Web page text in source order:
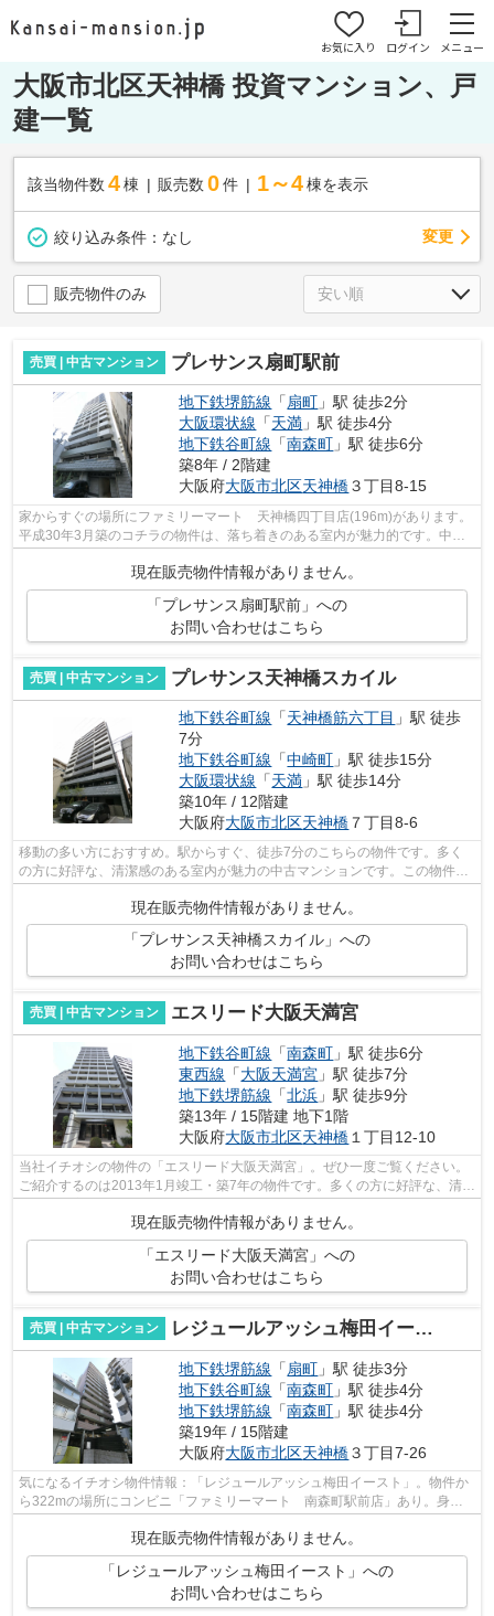
お気に入り ログイン メニュー
大阪市北区天神橋 投資マンション、戸
建一覧
該当物件数 4棟 販売数 0 件 1～4 棟を表示
絞り込み条件： なし 変更
販売物件のみ
売買 | 中古マンション プレサンス扇町駅前
地下鉄堺筋線 「扇町 」駅 徒歩2分
大阪環状線 「天満 」駅 徒歩4分
地下鉄谷町線 「南森町 」駅 徒歩6分
築8年 / 2階建
大阪府大阪市北区天神橋３丁目8-15
家からすぐの場所にファミリーマート 天神橋四丁目店(196m)があります。
平成30年3月築のコチラの物件は、落ち着きのある室内が魅力的です。中古
現在販売物件情報がありません。
「プレサンス扇町駅前」への
お問い合わせはこちら
売買 | 中古マンション プレサンス天神橋スカイル
地下鉄谷町線 「天神橋筋六丁目 」駅 徒歩
7分
地下鉄谷町線 「中崎町 」駅 徒歩15分
大阪環状線 「天満 」駅 徒歩14分
築10年 / 12階建
大阪府大阪市北区天神橋 ７丁目8-6
移動の多い方におすすめ。駅からすぐ、徒歩7分のこちらの物件です。多く
の方に好評な、清潔感のある室内が魅力の中古マンションです。この物件は
12階建てとなっており、見晴らしもいい...
現在販売物件情報がありません。
「プレサンス天神橋スカイル」への
お問い合わせはこちら
売買 | 中古マンション エスリード大阪天満宮
地下鉄谷町線 「南森町 」駅 徒歩6分
東西線 「大阪天満宮 」駅 徒歩7分
地下鉄堺筋線 「北浜 」駅 徒歩9分
築13年 / 15階建 地下1階
大阪府大阪市北区天神橋 １丁目12-10
当社イチオシの物件の「エスリード大阪天満宮」。ぜひ一度ご覧ください。
ご紹介するのは2013年1月竣工・築7年の物件です。多くの方に好評な、清潔
現在販売物件情報がありません。
「エスリード大阪天満宮」への
お問い合わせはこちら
売買 | 中古マンション レジュールアッシュ梅田イースト
地下鉄堺筋線 「 扇町 」駅 徒歩3分
地下鉄谷町線 「南森町 」駅 徒歩4分
地下鉄堺筋線 「南森町 」駅 徒歩4分
築19年 / 15階建
大阪府大阪市北区天神橋３丁目7-26
気になるイチオシ物件情報：「レジュールアッシュ梅田イースト」。物件か
ら322mの場所にコンビニ「ファミリーマート 南森町駅前店」あり。身近
現在販売物件情報がありません。
「レジュールアッシュ梅田イースト」への
お問い合わせはこちら